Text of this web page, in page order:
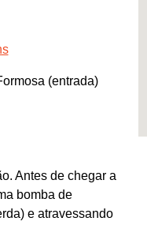
(entrada)
Antes de chegar a
bomba de
e atravessando